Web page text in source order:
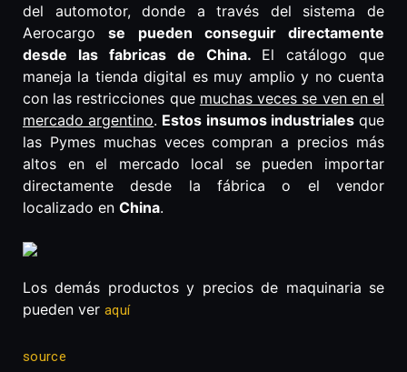
del automotor, donde a través del sistema de
Aerocargose pueden conseguir directamente
desde las fabricas de China. El catálogo que
maneja la tienda digital es muy amplio y no cuenta
con las restricciones que muchas veces se ven en el
mercado argentino. Estos insumos industrialesque
las Pymes muchas veces compran a precios más
altos en el mercado local se pueden importar
directamente desde la fábrica o el vendor
localizado en China.
Los demás productos y precios de maquinaria se
pueden ver aquí
source